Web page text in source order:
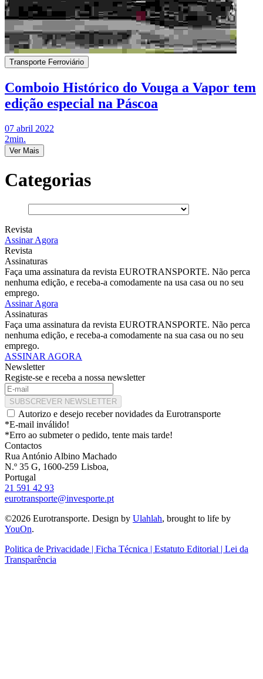
Transporte Ferroviário
Comboio Histórico do Vouga a Vapor tem
edição especial na Páscoa
07 abril 2022
2min.
Ver Mais
Categorias
Revista
Assinar Agora
Revista
Assinaturas
Faça uma assinatura da revista EUROTRANSPORTE. Não perca
nenhuma edição, e receba-a comodamente na usa casa ou no seu
emprego.
Assinar Agora
Assinaturas
Faça uma assinatura da revista EUROTRANSPORTE. Não perca
nenhuma edição, e receba-a comodamente na sua casa ou no seu
emprego.
ASSINAR AGORA
Newsletter
Registe-se e receba a nossa newsletter
SUBSCREVER NEWSLETTER
Autorizo e desejo receber novidades da Eurotransporte
*E-mail inválido!
*Erro ao submeter o pedido, tente mais tarde!
Contactos
Rua António Albino Machado
N.º 35 G, 1600-259 Lisboa,
Portugal
21 591 42 93
eurotransporte@invesporte.pt
©2026 Eurotransporte. Design by Ulahlah, brought to life by
YouOn.
Politica de Privacidade | Ficha Técnica | Estatuto Editorial | Lei da
Transparência